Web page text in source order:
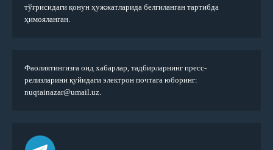
тўғрисидаги қонун ҳужжатларида белгиланган тартибда
ҳимояланган.
Фаолиятингизга оид хабарлар, тадбирларнинг пресс-
релизларини қуйидаги электрон почтага юборинг:
nuqtainazar@umail.uz.